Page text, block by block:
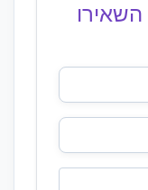
השאירו